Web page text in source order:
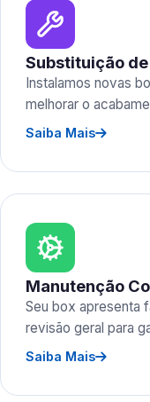
Substituição
Instalamos novas
melhorar o
Saiba Mais
Manutenção
Seu box apresenta
revisão geral para
Saiba Mais